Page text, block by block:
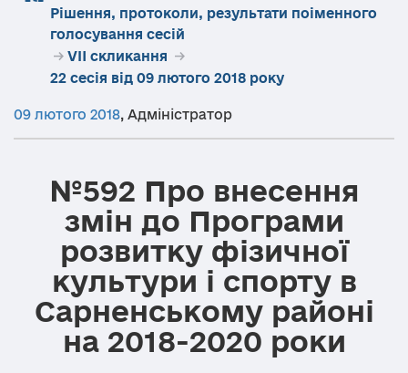
Рішення, протоколи, результати поіменного
голосування сесій
→ VII скликання →
22 сесія від 09 лютого 2018 року
09 лютого 2018, Адміністратор
№592 Про внесення
змін до Програми
розвитку фізичної
культури і спорту в
Сарненському районі
на 2018-2020 роки